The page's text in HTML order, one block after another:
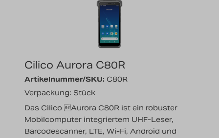
Cilico Aurora C80R
Artikelnummer/SKU: C80R
Verpackung: Stück
Das Cilico Aurora C80R ist ein robuster
Mobilcomputer integriertem UHF-Leser,
Barcodescanner, LTE, Wi-Fi, Android und